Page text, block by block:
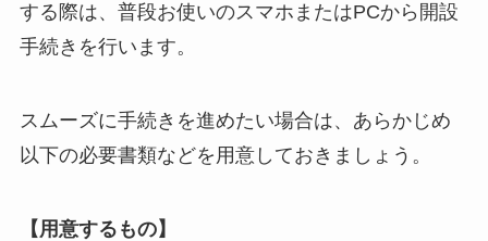
する際は、普段お使いのスマホまたはPCから開設
手続きを行います。
スムーズに手続きを進めたい場合は、あらかじめ
以下の必要書類などを用意しておきましょう。
【用意するもの】